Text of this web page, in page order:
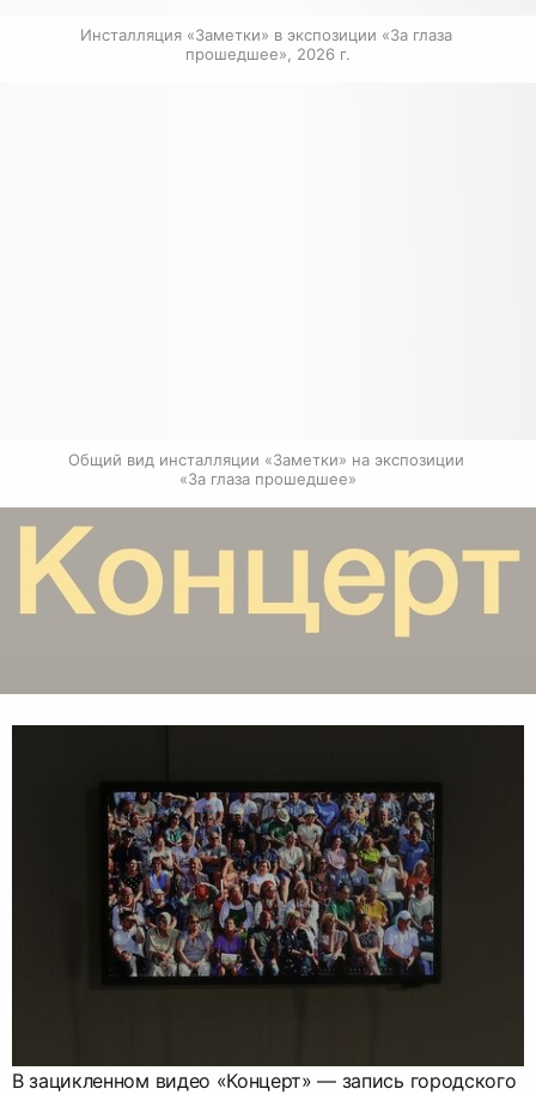
Инсталляция «Заметки» в экспозиции «За глаза
прошедшее», 2026 г.
Общий вид инсталляции «Заметки» на экспозиции
«За глаза прошедшее»
В зацикленном видео «Концерт» — запись городского